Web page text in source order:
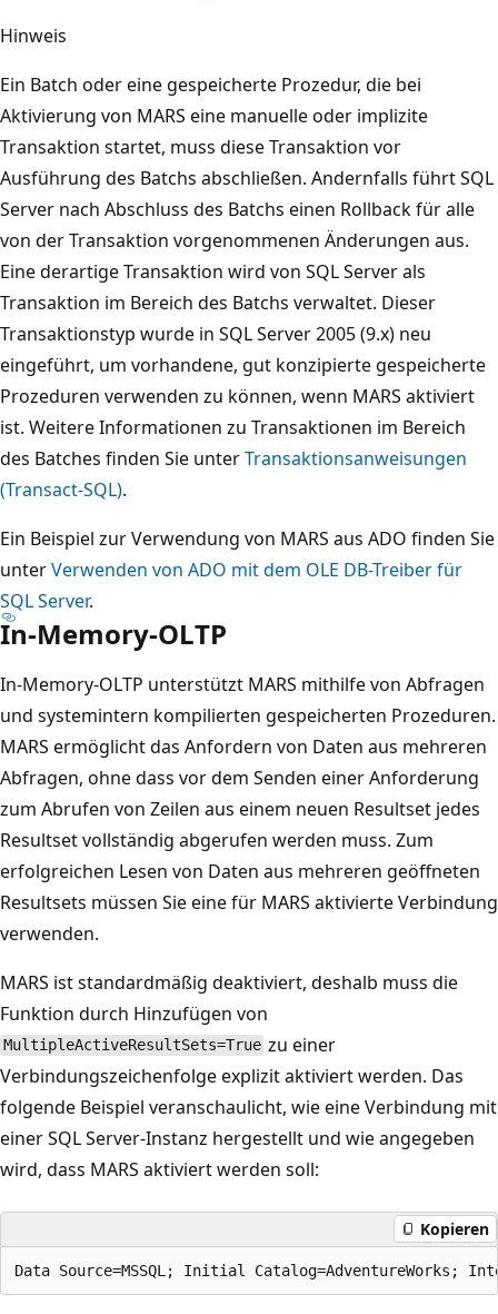
Hinweis
Ein Batch oder eine gespeicherte Prozedur, die bei
Aktivierung von MARS eine manuelle oder implizite
Transaktion startet, muss diese Transaktion vor
Ausführung des Batchs abschließen. Andernfalls führt SQL
Server nach Abschluss des Batchs einen Rollback für alle
von der Transaktion vorgenommenen Änderungen aus.
Eine derartige Transaktion wird von SQL Server als
Transaktion im Bereich des Batchs verwaltet. Dieser
Transaktionstyp wurde in SQL Server 2005 (9.x) neu
eingeführt, um vorhandene, gut konzipierte gespeicherte
Prozeduren verwenden zu können, wenn MARS aktiviert
ist. Weitere Informationen zu Transaktionen im Bereich
des Batches finden Sie unterTransaktionsanweisungen
(Transact-SQL).
Ein Beispiel zur Verwendung von MARS aus ADO finden Sie
unterVerwenden von ADO mit dem OLE DB-Treiber für
SQL Server.
In-Memory-OLTP
In-Memory-OLTP unterstützt MARS mithilfe von Abfragen
und systemintern kompilierten gespeicherten Prozeduren.
MARS ermöglicht das Anfordern von Daten aus mehreren
Abfragen, ohne dass vor dem Senden einer Anforderung
zum Abrufen von Zeilen aus einem neuen Resultset jedes
Resultset vollständig abgerufen werden muss. Zum
erfolgreichen Lesen von Daten aus mehreren geöffneten
Resultsets müssen Sie eine für MARS aktivierte Verbindung
verwenden.
MARS ist standardmäßig deaktiviert, deshalb muss die
Funktion durch Hinzufügen von
MultipleActiveResultSets=True zu einer
Verbindungszeichenfolge explizit aktiviert werden. Das
folgende Beispiel veranschaulicht, wie eine Verbindung mit
einer SQL Server-Instanz hergestellt und wie angegeben
wird, dass MARS aktiviert werden soll:
Kopieren